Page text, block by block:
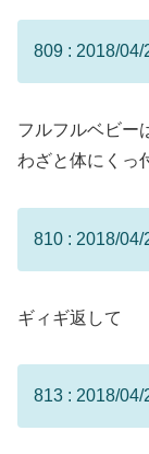
809 : 2018/
フルフルベビー
わざと体にくっ
810 : 2018/
ギィギ返して
813 : 2018/